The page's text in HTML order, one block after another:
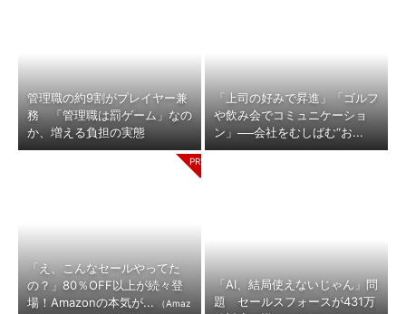
管理職の約9割がプレイヤー兼
務 「管理職は罰ゲーム」なの
か、増える負担の実態
「上司の好みで昇進」「ゴルフ
や飲み会でコミュニケーショ
ン」──会社をむしばむ“お...
「え、こんなセールやってた
の？」80％OFF以上が続々登
場！Amazonの本気が...
（Amaz
「AI、結局使えないじゃん」問
題 セールスフォースが431万